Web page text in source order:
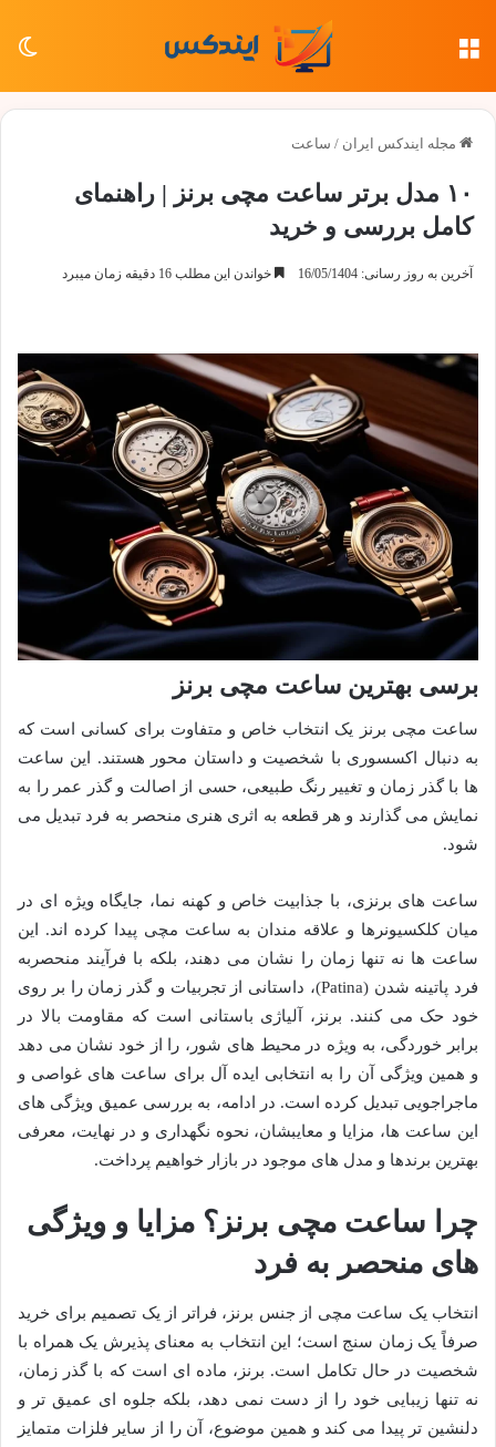
مجله ایندکس ایران / ساعت
۱۰ مدل برتر ساعت مچی برنز | راهنمای
کامل بررسی و خرید
آخرین به روز رسانی: 16/05/1404 خواندن این مطلب 16 دقیقه زمان میبرد
برسی بهترین ساعت مچی برنز
ساعت مچی برنز یک انتخاب خاص و متفاوت برای کسانی است که
به دنبال اکسسوری با شخصیت و داستان محور هستند. این ساعت
ها با گذر زمان و تغییر رنگ طبیعی، حسی از اصالت و گذر عمر را به
نمایش می گذارند و هر قطعه به اثری هنری منحصر به فرد تبدیل می
شود.
ساعت های برنزی، با جذابیت خاص و کهنه نما، جایگاه ویژه ای در
میان کلکسیونرها و علاقه مندان به ساعت مچی پیدا کرده اند. این
ساعت ها نه تنها زمان را نشان می دهند، بلکه با فرآیند منحصربه
فرد پاتینه شدن (Patina)، داستانی از تجربیات و گذر زمان را بر روی
خود حک می کنند. برنز، آلیاژی باستانی است که مقاومت بالا در
برابر خوردگی، به ویژه در محیط های شور، را از خود نشان می دهد
و همین ویژگی آن را به انتخابی ایده آل برای ساعت های غواصی و
ماجراجویی تبدیل کرده است. در ادامه، به بررسی عمیق ویژگی های
این ساعت ها، مزایا و معایبشان، نحوه نگهداری و در نهایت، معرفی
بهترین برندها و مدل های موجود در بازار خواهیم پرداخت.
چرا ساعت مچی برنز؟ مزایا و ویژگی
های منحصر به فرد
انتخاب یک ساعت مچی از جنس برنز، فراتر از یک تصمیم برای خرید
صرفاً یک زمان سنج است؛ این انتخاب به معنای پذیرش یک همراه با
شخصیت در حال تکامل است. برنز، ماده ای است که با گذر زمان،
نه تنها زیبایی خود را از دست نمی دهد، بلکه جلوه ای عمیق تر و
دلنشین تر پیدا می کند و همین موضوع، آن را از سایر فلزات متمایز